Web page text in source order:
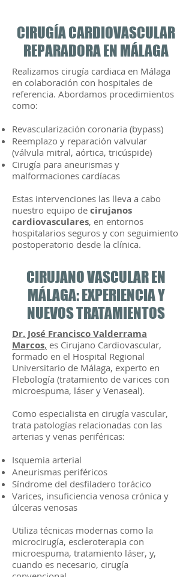
CIRUGÍA CARDIOVASCULAR
REPARADORA EN MÁLAGA
Realizamos cirugía cardiaca en Málaga
en colaboración con hospitales de
referencia. Abordamos procedimientos
como:
Revascularización coronaria (bypass)
Reemplazo y reparación valvular
(válvula mitral, aórtica, tricúspide)
Cirugía para aneurismas y
malformaciones cardíacas
Estas intervenciones las lleva a cabo
nuestro equipo de cirujanos
cardiovasculares, en entornos
hospitalarios seguros y con seguimiento
postoperatorio desde la clínica.
CIRUJANO VASCULAR EN
MÁLAGA: EXPERIENCIA Y
NUEVOS TRATAMIENTOS
Dr. José Francisco Valderrama
Marcos, es Cirujano Cardiovascular,
formado en el Hospital Regional
Universitario de Málaga, experto en
Flebología (tratamiento de varices con
microespuma, láser y Venaseal).
Como especialista en cirugía vascular,
trata patologías relacionadas con las
arterias y venas periféricas:
Isquemia arterial
Aneurismas periféricos
Síndrome del desfiladero torácico
Varices, insuficiencia venosa crónica y
úlceras venosas
Utiliza técnicas modernas como la
microcirugía, escleroterapia con
microespuma, tratamiento láser, y,
cuando es necesario, cirugía